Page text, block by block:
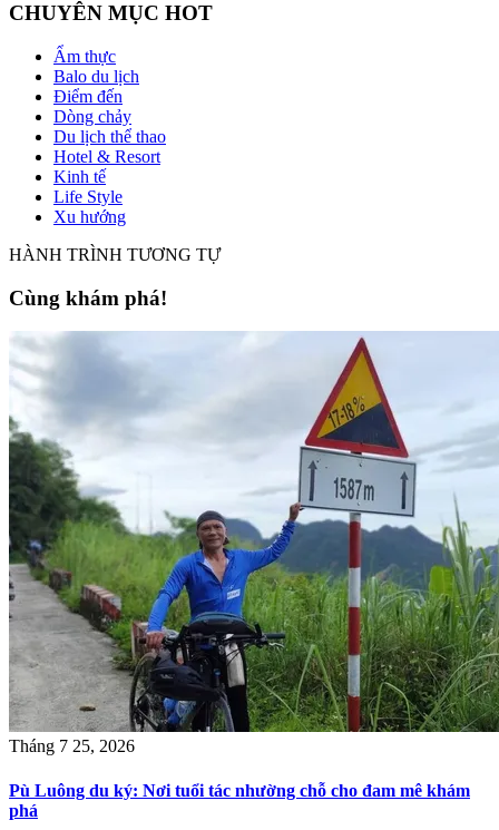
CHUYÊN MỤC HOT
Ẩm thực
Balo du lịch
Điểm đến
Dòng chảy
Du lịch thể thao
Hotel & Resort
Kinh tế
Life Style
Xu hướng
HÀNH TRÌNH TƯƠNG TỰ
Cùng khám phá!
Tháng 7 25, 2026
Pù Luông du ký: Nơi tuổi tác nhường chỗ cho đam mê khám
phá